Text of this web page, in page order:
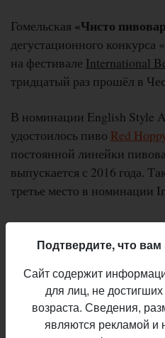
Гомельская «Чисто
дегустационного конкурса
на фестивале International
тридцатый раз прошёл в
В номинации English Style
удостоилось пиво Red
постоянной линейки
выпускается с 2016 года.
третье место в номинации
Конкурс «Золотая пивная
самых престижных в
Вячеслав Радионов
Подтвердите, что
Сайт содержит
для лиц, не
возраста. Сведения,
являются рекламой и